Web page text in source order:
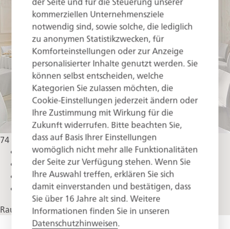
kommerziellen Unternehmensziele
notwendig sind, sowie solche, die lediglich
zu anonymen Statistikzwecken, für
Komforteinstellungen oder zur Anzeige
personalisierter Inhalte genutzt werden. Sie
können selbst entscheiden, welche
Kategorien Sie zulassen möchten, die
Cookie-Einstellungen jederzeit ändern oder
Ihre Zustimmung mit Wirkung für die
Zukunft widerrufen. Bitte beachten Sie,
dass auf Basis Ihrer Einstellungen
womöglich nicht mehr alle Funktionalitäten
der Seite zur Verfügung stehen. Wenn Sie
Ihre Auswahl treffen, erklären Sie sich
damit einverstanden und bestätigen, dass
Sie über 16 Jahre alt sind. Weitere
Informationen finden Sie in unseren
Datenschutzhinweisen.
74
Hohe Decke/Fenster mit Seeblick
Historisch elegantes Ambiente
Angrenzend zum Salon Senger
Zugang zur Barockterrasse
Raumprofil öffnen1